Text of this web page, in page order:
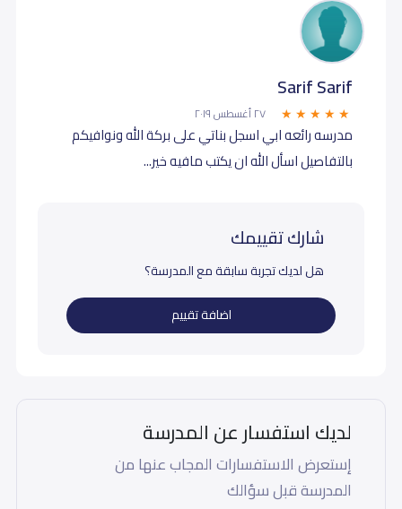
Sarif Sarif
٢٧ أغسطس ٢٠١٩
مدرسه رائعه ابي اسجل بناتي على بركة الله ونوافيكم
بالتفاصيل اسأل الله ان يكتب مافيه خير...
شارك تقييمك
هل لديك تجربة سابقة مع المدرسة؟
اضافة تقييم
لديك استفسار عن المدرسة
إستعرض الاستفسارات المجاب عنها من
المدرسة قبل سؤالك